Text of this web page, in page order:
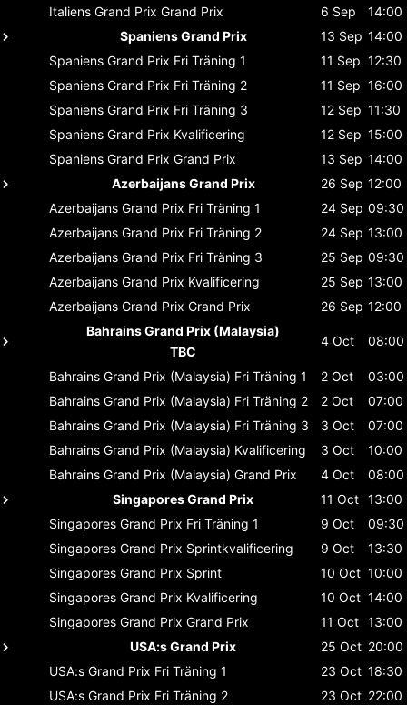
Italiens Grand Prix Grand Prix 6 Sep
14:00
Spaniens Grand Prix
13 Sep 14:00
Spaniens Grand Prix Fri Träning 1 11 Sep 12:30
Spaniens Grand Prix Fri Träning 2 11 Sep 16:00
Spaniens Grand Prix Fri Träning 3 12 Sep 11:30
Spaniens Grand Prix Kvalificering 12 Sep 15:00
Spaniens Grand Prix Grand Prix 13 Sep 14:00
Azerbaijans Grand Prix
26 Sep 12:00
Azerbaijans Grand Prix Fri Träning 1 24 Sep 09:30
Azerbaijans Grand Prix Fri Träning 2 24 Sep 13:00
Azerbaijans Grand Prix Fri Träning 3 25 Sep 09:30
Azerbaijans Grand Prix Kvalificering 25 Sep 13:00
Azerbaijans Grand Prix Grand Prix 26 Sep 12:00
Bahrains Grand Prix (Malaysia)
TBC
4 Oct 08:00
Bahrains Grand Prix (Malaysia) Fri Träning 1 2 Oct
03:00
Bahrains Grand Prix (Malaysia) Fri Träning 2 2 Oct
07:00
Bahrains Grand Prix (Malaysia) Fri Träning 3 3 Oct
07:00
Bahrains Grand Prix (Malaysia) Kvalificering 3 Oct
10:00
Bahrains Grand Prix (Malaysia) Grand Prix 4 Oct
08:00
Singapores Grand Prix
11 Oct 13:00
Singapores Grand Prix Fri Träning 1 9 Oct
09:30
Singapores Grand Prix Sprintkvalificering 9 Oct
13:30
Singapores Grand Prix Sprint 10 Oct 10:00
Singapores Grand Prix Kvalificering 10 Oct 14:00
Singapores Grand Prix Grand Prix 11 Oct 13:00
USA:s Grand Prix
25 Oct 20:00
USA:s Grand Prix Fri Träning 1 23 Oct 18:30
USA:s Grand Prix Fri Träning 2 23 Oct 22:00